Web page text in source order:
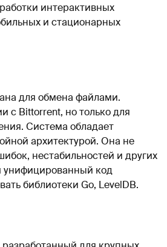
интерактивных
и стационарных
для обмена файлами.
с Bittorrent, но только для
Система обладает
архитектурой. Она не
нестабильностей и других
код
библиотеки Go, LevelDB.